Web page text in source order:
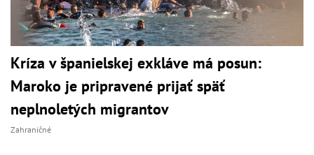
Kríza v španielskej exkláve má posun:
Maroko je pripravené prijať späť
neplnoletých migrantov
Zahraničné